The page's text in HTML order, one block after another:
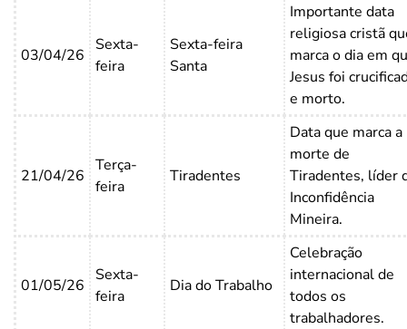
03/04/26
Sexta-
feira
Sexta-feira
Santa
Importante data
religiosa cristã
marca o dia em
Jesus foi
e morto.
21/04/26
Terça-
feira
Tiradentes
Data que marca a
morte de
Tiradentes, líder
Inconfidência
Mineira.
01/05/26
Sexta-
feira
Dia do Trabalho
Celebração
internacional de
todos os
trabalhadores.